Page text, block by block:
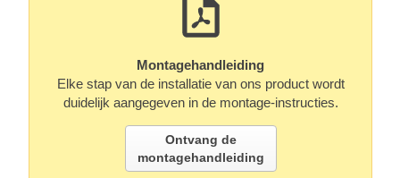
Montagehandleiding
Elke stap van de installatie van ons product wordt
duidelijk aangegeven in de montage-instructies.
Ontvang de
montagehandleiding